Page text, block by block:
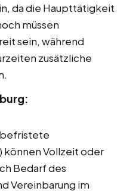
da die Haupttätigkeit
müssen
sein, während
zusätzliche
können Vollzeit oder
Bedarf des
Vereinbarung im